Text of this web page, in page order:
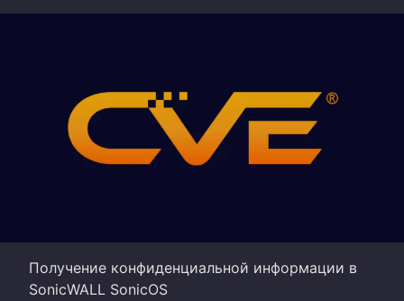
Получение конфиденциальной информации в
SonicWALL SonicOS